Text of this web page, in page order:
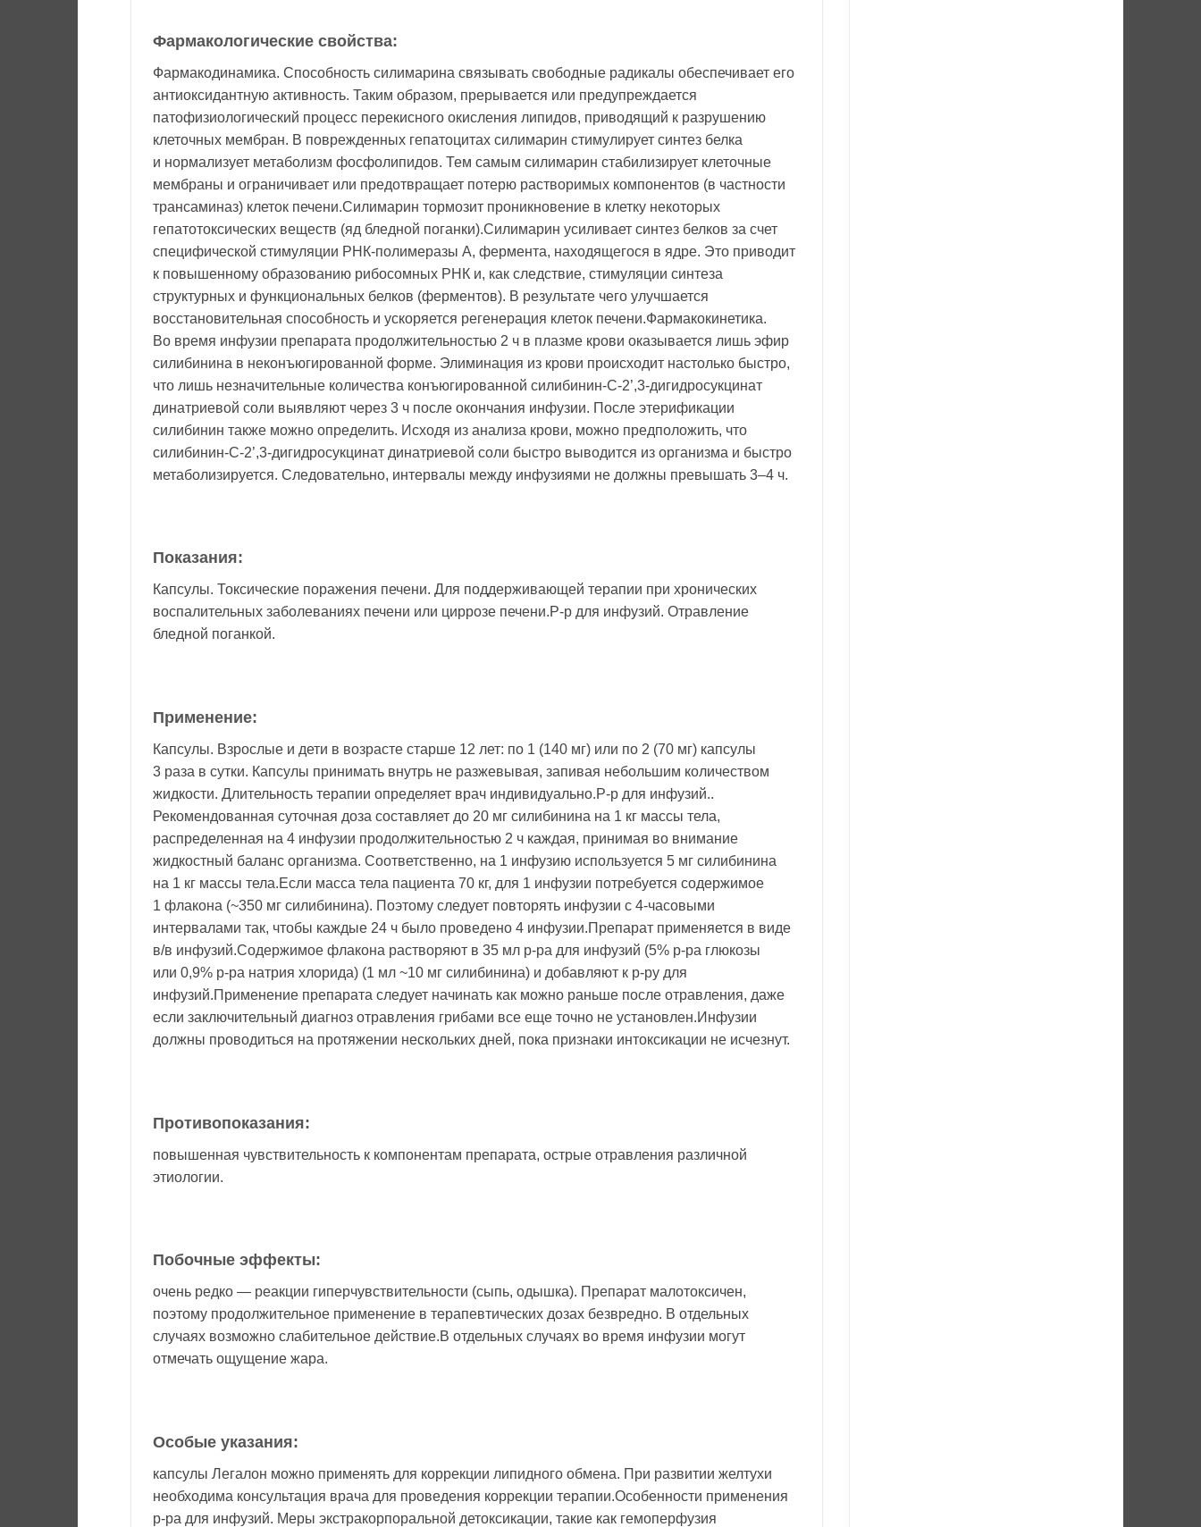
Фармакологические свойства:
Фармакодинамика. Способность силимарина связывать свободные радикалы обеспечивает его
антиоксидантную активность. Таким образом, прерывается или предупреждается
патофизиологический процесс перекисного окисления липидов, приводящий к разрушению
клеточных мембран. В поврежденных гепатоцитах силимарин стимулирует синтез белка
и нормализует метаболизм фосфолипидов. Тем самым силимарин стабилизирует клеточные
мембраны и ограничивает или предотвращает потерю растворимых компонентов (в частности
трансаминаз) клеток печени.Силимарин тормозит проникновение в клетку некоторых
гепатотоксических веществ (яд бледной поганки).Силимарин усиливает синтез белков за счет
специфической стимуляции РНК-полимеразы А, фермента, находящегося в ядре. Это приводит
к повышенному образованию рибосомных РНК и, как следствие, стимуляции синтеза
структурных и функциональных белков (ферментов). В результате чего улучшается
восстановительная способность и ускоряется регенерация клеток печени.Фармакокинетика.
Во время инфузии препарата продолжительностью 2 ч в плазме крови оказывается лишь эфир
силибинина в неконъюгированной форме. Элиминация из крови происходит настолько быстро,
что лишь незначительные количества конъюгированной силибинин-С-2’,3-дигидросукцинат
динатриевой соли выявляют через 3 ч после окончания инфузии. После этерификации
силибинин также можно определить. Исходя из анализа крови, можно предположить, что
силибинин-C-2’,3-дигидросукцинат динатриевой соли быстро выводится из организма и быстро
метаболизируется. Следовательно, интервалы между инфузиями не должны превышать 3–4 ч.
Показания:
Капсулы. Токсические поражения печени. Для поддерживающей терапии при хронических
воспалительных заболеваниях печени или циррозе печени.Р-р для инфузий. Отравление
бледной поганкой.
Применение:
Капсулы. Взрослые и дети в возрасте старше 12 лет: по 1 (140 мг) или по 2 (70 мг) капсулы
3 раза в сутки. Капсулы принимать внутрь не разжевывая, запивая небольшим количеством
жидкости. Длительность терапии определяет врач индивидуально.Р-р для инфузий..
Рекомендованная суточная доза составляет до 20 мг силибинина на 1 кг массы тела,
распределенная на 4 инфузии продолжительностью 2 ч каждая, принимая во внимание
жидкостный баланс организма. Соответственно, на 1 инфузию используется 5 мг силибинина
на 1 кг массы тела.Если масса тела пациента 70 кг, для 1 инфузии потребуется содержимое
1 флакона (~350 мг силибинина). Поэтому следует повторять инфузии с 4-часовыми
интервалами так, чтобы каждые 24 ч было проведено 4 инфузии.Препарат применяется в виде
в/в инфузий.Содержимое флакона растворяют в 35 мл р-ра для инфузий (5% р-ра глюкозы
или 0,9% р-ра натрия хлорида) (1 мл ~10 мг силибинина) и добавляют к р-ру для
инфузий.Применение препарата следует начинать как можно раньше после отравления, даже
если заключительный диагноз отравления грибами все еще точно не установлен.Инфузии
должны проводиться на протяжении нескольких дней, пока признаки интоксикации не исчезнут.
Противопоказания:
повышенная чувствительность к компонентам препарата, острые отравления различной
этиологии.
Побочные эффекты:
очень редко — реакции гиперчувствительности (сыпь, одышка). Препарат малотоксичен,
поэтому продолжительное применение в терапевтических дозах безвредно. В отдельных
случаях возможно слабительное действие.В отдельных случаях во время инфузии могут
отмечать ощущение жара.
Особые указания:
капсулы Легалон можно применять для коррекции липидного обмена. При развитии желтухи
необходима консультация врача для проведения коррекции терапии.Особенности применения
р-ра для инфузий. Меры экстракорпоральной детоксикации, такие как гемоперфузия